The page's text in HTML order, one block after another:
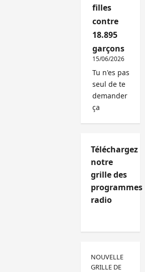
filles
contre
18.895
garçons
15/06/2026
Tu n'es pas
seul de te
demander
ça
Téléchargez
notre
grille des
programmes
radio
NOUVELLE
GRILLE DE